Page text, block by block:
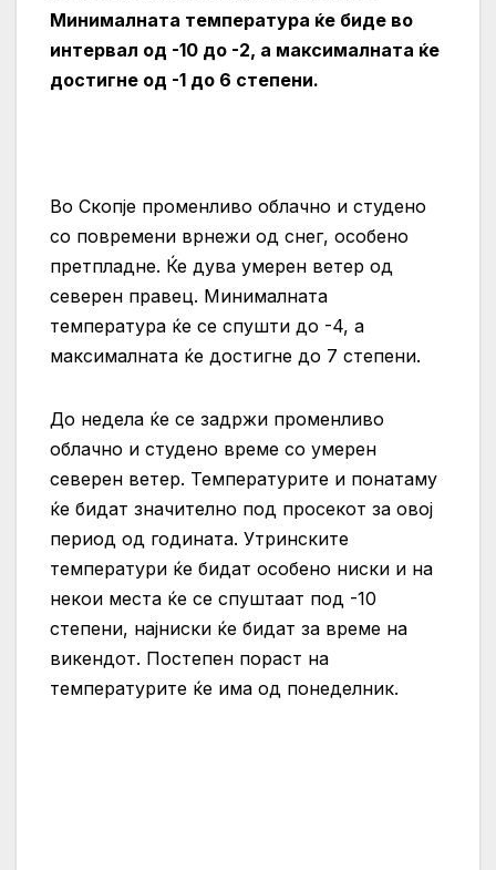
Минималната температура ќе биде во
интервал од -10 до -2, а максималната ќе
достигне од -1 до 6 степени.
Во Скопје променливо облачно и студено
со повремени врнежи од снег, особено
претпладне. Ќе дува умерен ветер од
северен правец. Минималната
температура ќе се спушти до -4, а
максималната ќе достигне до 7 степени.
До недела ќе се задржи променливо
облачно и студено време со умерен
северен ветер. Температурите и понатаму
ќе бидат значително под просекот за овој
период од годината. Утринските
температури ќе бидат особено ниски и на
некои места ќе се спуштаат под -10
степени, најниски ќе бидат за време на
викендот. Постепен пораст на
температурите ќе има од понеделник.